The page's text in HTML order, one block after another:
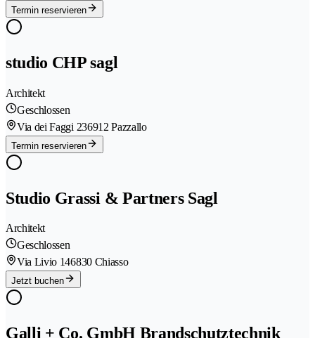
Termin reservieren
studio CHP sagl
Architekt
Geschlossen
Via dei Faggi 236912 Pazzallo
Termin reservieren
Studio Grassi & Partners Sagl
Architekt
Geschlossen
Via Livio 146830 Chiasso
Jetzt buchen
Galli + Co. GmbH Brandschutztechnik